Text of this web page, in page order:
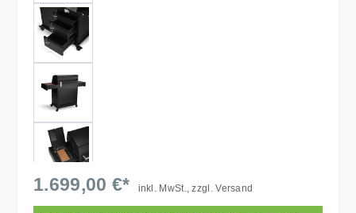
1.699,00 €* inkl. MwSt., zzgl. Versand